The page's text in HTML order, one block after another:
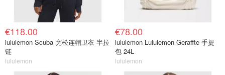
€118.00
lululemon Scuba 宽松连帽卫衣 半拉
链
lululemon
€78.00
lululemon Lululemon Geraffte 手提
包 24L
lululemon